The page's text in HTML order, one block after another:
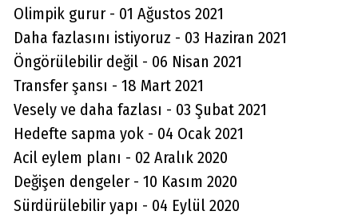
Olimpik gurur - 01 Ağustos 2021
Daha fazlasını istiyoruz - 03 Haziran 2021
Öngörülebilir değil - 06 Nisan 2021
Transfer şansı - 18 Mart 2021
Vesely ve daha fazlası - 03 Şubat 2021
Hedefte sapma yok - 04 Ocak 2021
Acil eylem planı - 02 Aralık 2020
Değişen dengeler - 10 Kasım 2020
Sürdürülebilir yapı - 04 Eylül 2020